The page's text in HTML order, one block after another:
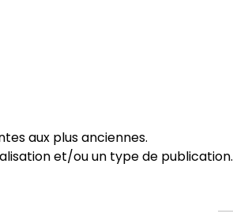
aux plus anciennes.
et/ou un type de publication.